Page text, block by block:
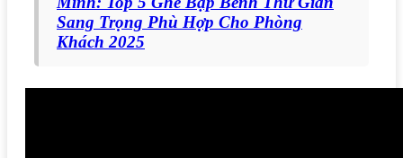
Sang Trọng Phù Hợp Cho Phòng
Khách 2025